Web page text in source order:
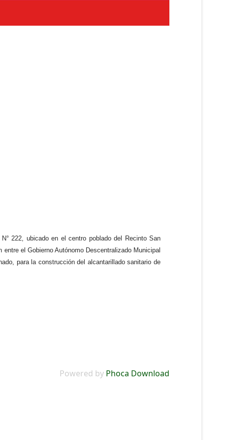
222, ubicado en el centro poblado del Recinto San
el Gobierno Autónomo Descentralizado Municipal
para la construcción del alcantarillado sanitario de
Powered by Phoca Download